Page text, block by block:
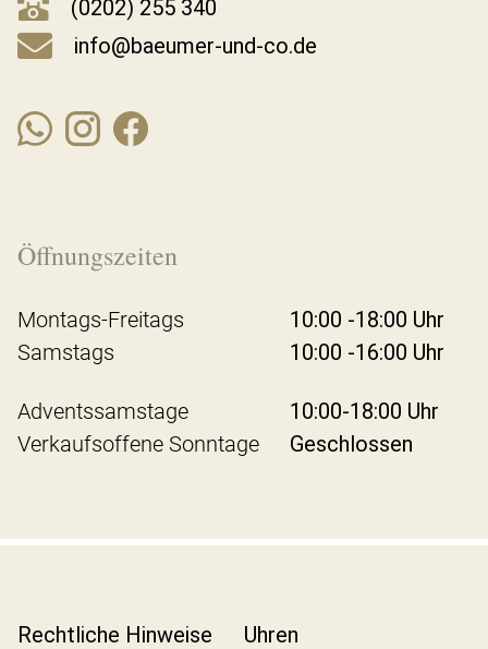
(0202) 255 340
info@baeumer-und-co.de
Öffnungszeiten
Montags-Freitags
10:00 -18:00 Uhr
Samstags
10:00 -16:00 Uhr
Adventssamstage
10:00-18:00 Uhr
Verkaufsoffene Sonntage
Geschlossen
Rechtliche Hinweise
Uhren